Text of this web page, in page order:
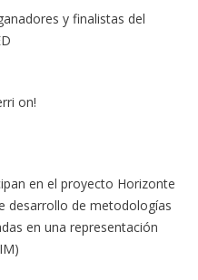
y finalistas del
on!
en el proyecto Horizonte
desarrollo de metodologías
en una representación